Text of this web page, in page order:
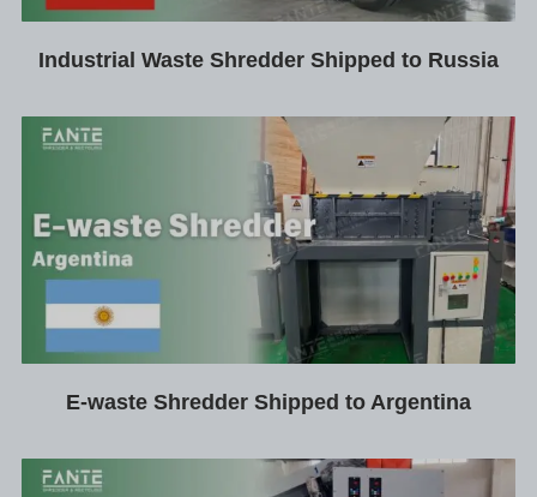
Industrial Waste Shredder Shipped to Russia
E-waste Shredder Shipped to Argentina